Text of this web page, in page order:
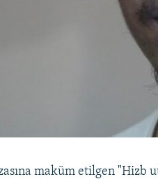
maküm etilgen "Hizb